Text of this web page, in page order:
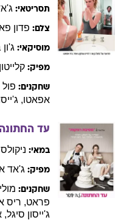
תסריטאי:
צלם: פדון
מוסיקאי: ג'ון
מפיק: קלייטון
שחקנים: פול
אפאטו,
עד
במאי: ניקולס
מפיק: ג'אד
שחקנים: מולי
פראט, ריס
ג'ייסון סיגל,